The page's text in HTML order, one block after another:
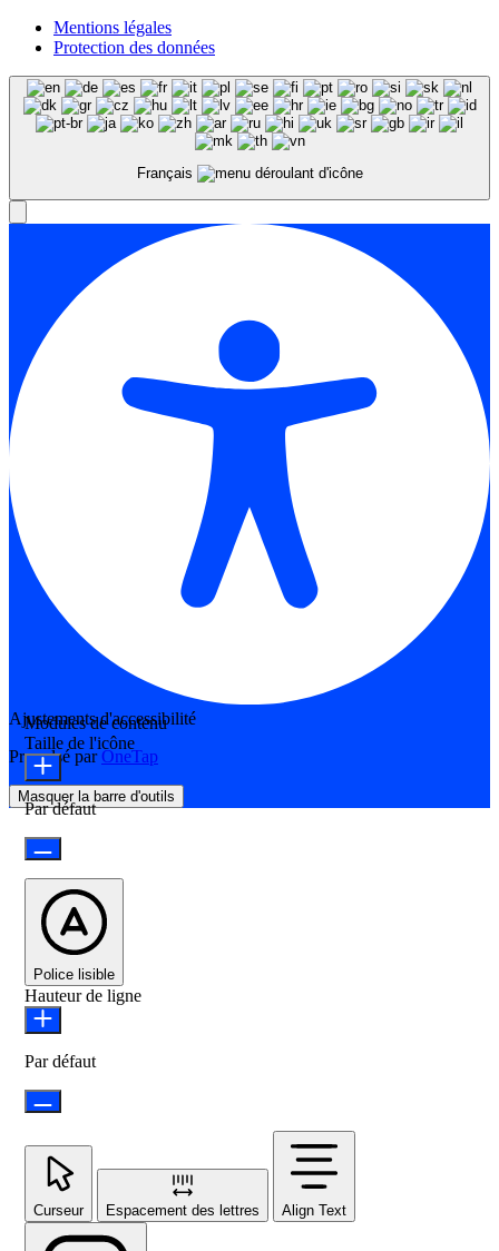
Mentions légales
Protection des données
Français
Ajustements d'accessibilité
Propulsé parOneTap
Masquer la barre d'outils
Modules de contenu
Taille de l'icône
Par défaut
Police lisible
Hauteur de ligne
Par défaut
Curseur Espacement des lettres Align Text